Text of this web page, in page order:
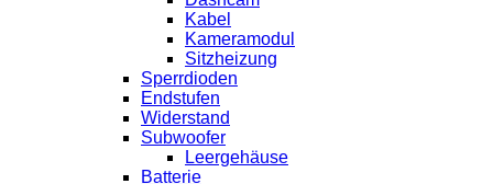
Kabel
Kameramodul
Sitzheizung
Sperrdioden
Endstufen
Widerstand
Subwoofer
Leergehäuse
Batterie